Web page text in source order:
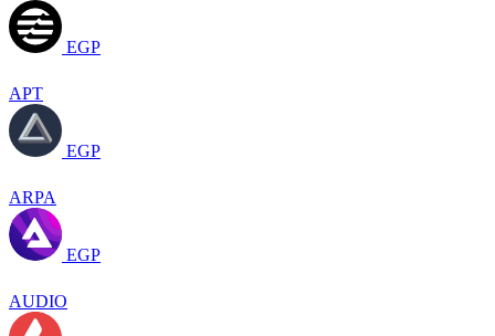
EGP
APT
EGP
ARPA
EGP
AUDIO